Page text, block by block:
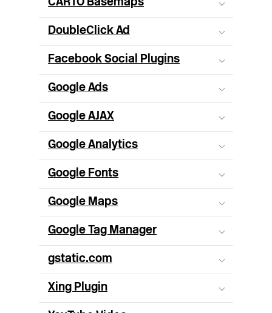
CARTO Basemaps
DoubleClick Ad
Facebook Social Plugins
Google Ads
Google AJAX
Google Analytics
Google Fonts
Google Maps
Google Tag Manager
gstatic.com
Xing Plugin